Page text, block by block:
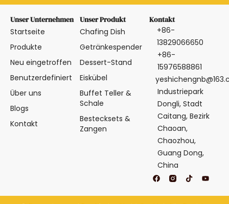
Unser Unternehmen
Startseite
Produkte
Neu eingetroffen
Benutzerdefiniert
Über uns
Blogs
Kontakt
Unser Produkt
Chafing Dish
Getränkespender
Dessert-Stand
Eiskübel
Buffet Teller &
Schale
Bestecksets &
Zangen
Kontakt
+86-
13829066650
+86-
15976588861
Industriepark
Dongli, Stadt
Caitang, Bezirk
Chaoan,
Chaozhou,
Guang Dong,
China
F
a
e
T
i
t
Y
o
t